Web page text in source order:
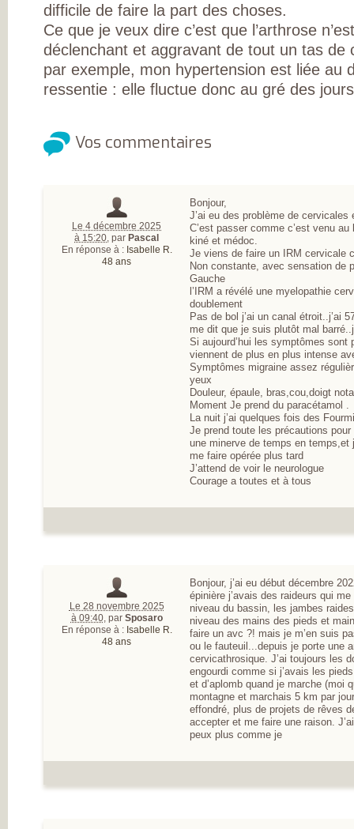
difficile de faire la part des choses.
Ce que je veux dire c’est que l’arthrose
déclenchant et aggravant de tout un tas de
par exemple, mon hypertension est liée au
ressentie : elle fluctue donc au gré des
Vos commentaires
Le 4 décembre 2025
à 15:20 par Pascal
En réponse à : Isabelle R.
48 ans
Bonjour,
J’ai eu des problème de cervicales
C’est passer comme c’est venu
kiné et médoc.
Je viens de faire un IRM cervicale
Non constante, avec sensation de
Gauche
l’IRM a révélé une myelopathie
doublement
Pas de bol j’ai un canal étroit..j’ai
me dit que je suis plutôt mal
Si aujourd’hui les symptômes sont
viennent de plus en plus intense
Symptômes migraine assez
yeux
Douleur, épaule, bras,cou,doigt
Moment Je prend du paracétamol .
La nuit j’ai quelques fois des
Je prend toute les précautions
une minerve de temps en
me faire opérée plus tard
J’attend de voir le neurologue
Courage a toutes et à tous
Le 28 novembre 2025
à 09:40, par Sposaro
En réponse à : Isabelle R.
48 ans
Bonjour, j’ai eu début décembre
épinière j’avais des raideurs qui
niveau du bassin, les jambes
niveau des mains des pieds et
faire un avc ?! mais je m’en suis
ou le fauteuil...depuis je porte une
cervicathrosique. J’ai toujours les
engourdi comme si j’avais les
et d’aplomb quand je marche (moi
montagne et marchais 5 km par
effondré, plus de projets de rêves
accepter et me faire une raison.
peux plus comme je